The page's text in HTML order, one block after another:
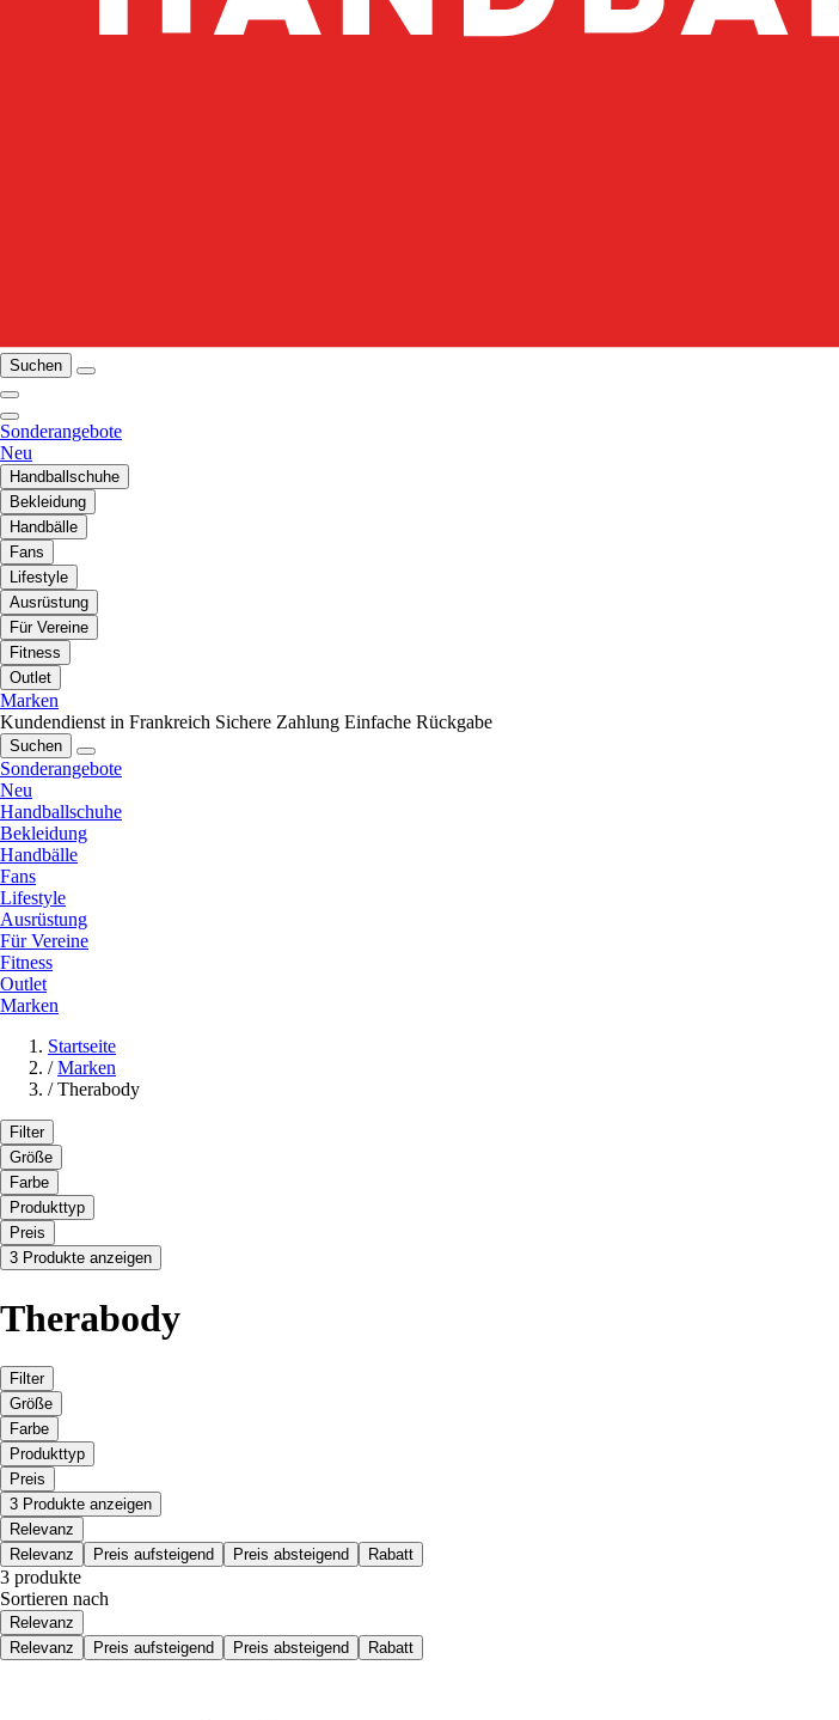
Suchen
Sonderangebote
Neu
Handballschuhe
Bekleidung
Handbälle
Fans
Lifestyle
Ausrüstung
Für Vereine
Fitness
Outlet
Marken
Kundendienst in Frankreich Sichere Zahlung Einfache Rückgabe
Suchen
Sonderangebote
Neu
Handballschuhe
Bekleidung
Handbälle
Fans
Lifestyle
Ausrüstung
Für Vereine
Fitness
Outlet
Marken
Startseite
/ Marken
/ Therabody
Filter
Größe
Farbe
Produkttyp
Preis
3 Produkte anzeigen
Therabody
Filter
Größe
Farbe
Produkttyp
Preis
3 Produkte anzeigen
Relevanz
Relevanz
Preis aufsteigend Preis absteigend Rabatt
3 produkte
Sortieren nach
Relevanz
Relevanz
Preis aufsteigend Preis absteigend Rabatt